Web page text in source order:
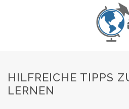
HILFREICHE TIPPS
LERNEN